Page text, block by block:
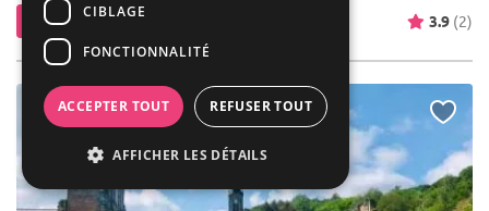
Contacter 3.9 (2)
CIBLAGE
FONCTIONNALITÉ
ACCEPTER TOUT REFUSER TOUT
AFFICHER LES DÉTAILS